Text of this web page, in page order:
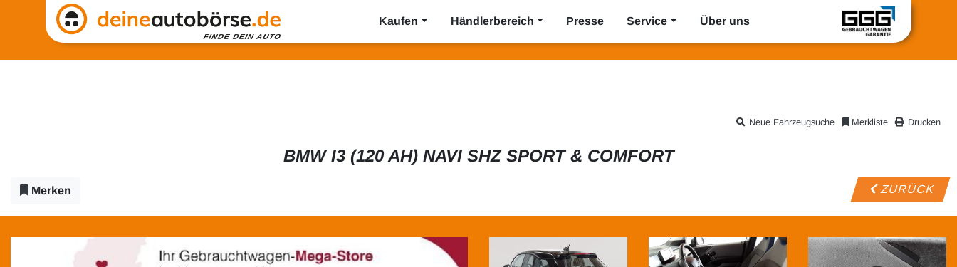
Kaufen Händlerbereich Presse Service Über uns
Drucken
Merkliste
Neue Fahrzeugsuche
BMW I3 (120 AH) NAVI SHZ SPORT & COMFORT
Merken ZURÜCK